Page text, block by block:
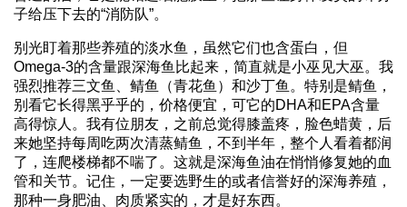
子给压下去的“消防队”。
别光盯着那些养殖的淡水鱼，虽然它们也含蛋白，但
Omega-3的含量跟深海鱼比起来，简直就是小巫见大巫。我
强烈推荐三文鱼、鲭鱼（青花鱼）和沙丁鱼。特别是鲭鱼，
别看它长得黑乎乎的，价格便宜，可它的DHA和EPA含量
高得惊人。我有位朋友，之前总觉得膝盖疼，脸色蜡黄，后
来她坚持每周吃两次清蒸鲭鱼，不到半年，整个人看着都润
了，连爬楼梯都不喘了。这就是深海鱼油在悄悄修复她的血
管和关节。记住，一定要选野生的或者信誉好的深海养殖，
那种一身肥油、肉质紧实的，才是好东西。